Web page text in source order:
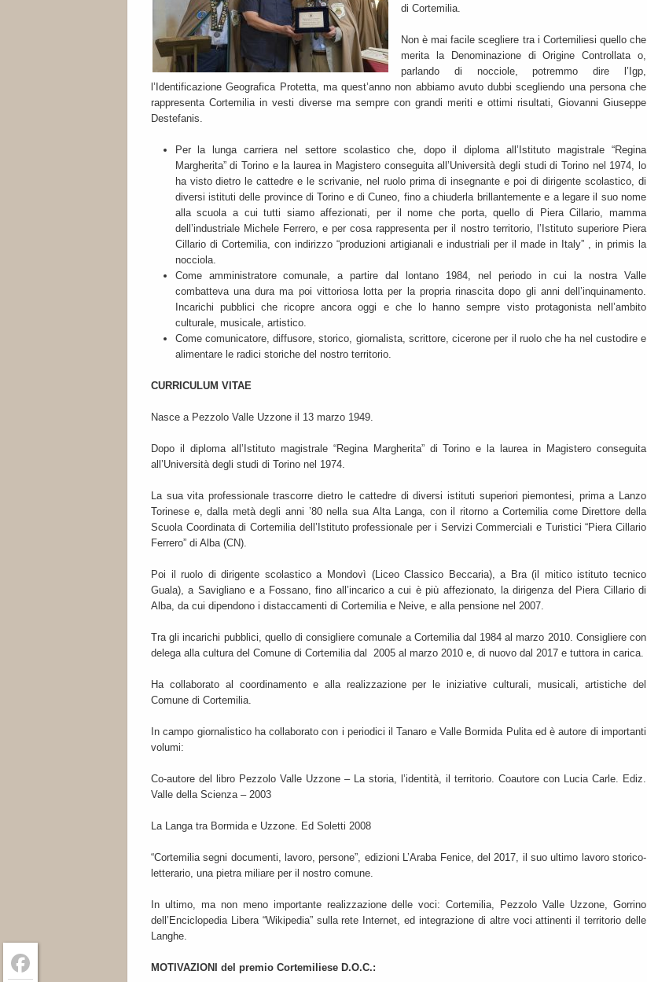
di Cortemilia.
Non è mai facile scegliere tra i Cortemiliesi quello che
merita la Denominazione di Origine Controllata o,
parlando di nocciole, potremmo dire l’Igp,
l’Identificazione Geografica Protetta, ma quest’anno non abbiamo avuto dubbi scegliendo una persona che
rappresenta Cortemilia in vesti diverse ma sempre con grandi meriti e ottimi risultati, Giovanni Giuseppe
Destefanis.
Per la lunga carriera nel settore scolastico che, dopo il diploma all’Istituto magistrale “Regina
Margherita” di Torino e la laurea in Magistero conseguita all’Università degli studi di Torino nel 1974, lo
ha visto dietro le cattedre e le scrivanie, nel ruolo prima di insegnante e poi di dirigente scolastico, di
diversi istituti delle province di Torino e di Cuneo, fino a chiuderla brillantemente e a legare il suo nome
alla scuola a cui tutti siamo affezionati, per il nome che porta, quello di Piera Cillario, mamma
dell’industriale Michele Ferrero, e per cosa rappresenta per il nostro territorio, l’Istituto superiore Piera
Cillario di Cortemilia, con indirizzo “produzioni artigianali e industriali per il made in Italy” , in primis la
nocciola.
Come amministratore comunale, a partire dal lontano 1984, nel periodo in cui la nostra Valle
combatteva una dura ma poi vittoriosa lotta per la propria rinascita dopo gli anni dell’inquinamento.
Incarichi pubblici che ricopre ancora oggi e che lo hanno sempre visto protagonista nell’ambito
culturale, musicale, artistico.
Come comunicatore, diffusore, storico, giornalista, scrittore, cicerone per il ruolo che ha nel custodire e
alimentare le radici storiche del nostro territorio.
CURRICULUM VITAE
Nasce a Pezzolo Valle Uzzone il 13 marzo 1949.
Dopo il diploma all’Istituto magistrale “Regina Margherita” di Torino e la laurea in Magistero conseguita
all’Università degli studi di Torino nel 1974.
La sua vita professionale trascorre dietro le cattedre di diversi istituti superiori piemontesi, prima a Lanzo
Torinese e, dalla metà degli anni ’80 nella sua Alta Langa, con il ritorno a Cortemilia come Direttore della
Scuola Coordinata di Cortemilia dell’Istituto professionale per i Servizi Commerciali e Turistici “Piera Cillario
Ferrero” di Alba (CN).
Poi il ruolo di dirigente scolastico a Mondovì (Liceo Classico Beccaria), a Bra (il mitico istituto tecnico
Guala), a Savigliano e a Fossano, fino all’incarico a cui è più affezionato, la dirigenza del Piera Cillario di
Alba, da cui dipendono i distaccamenti di Cortemilia e Neive, e alla pensione nel 2007.
Tra gli incarichi pubblici, quello di consigliere comunale a Cortemilia dal 1984 al marzo 2010. Consigliere con
delega alla cultura del Comune di Cortemilia dal 2005 al marzo 2010 e, di nuovo dal 2017 e tuttora in carica.
Ha collaborato al coordinamento e alla realizzazione per le iniziative culturali, musicali, artistiche del
Comune di Cortemilia.
In campo giornalistico ha collaborato con i periodici il Tanaro e Valle Bormida Pulita ed è autore di importanti
volumi:
Co-autore del libro Pezzolo Valle Uzzone – La storia, l’identità, il territorio. Coautore con Lucia Carle. Ediz.
Valle della Scienza – 2003
La Langa tra Bormida e Uzzone. Ed Soletti 2008
“Cortemilia segni documenti, lavoro, persone”, edizioni L’Araba Fenice, del 2017, il suo ultimo lavoro storico-
letterario, una pietra miliare per il nostro comune.
In ultimo, ma non meno importante realizzazione delle voci: Cortemilia, Pezzolo Valle Uzzone, Gorrino
dell’Enciclopedia Libera “Wikipedia” sulla rete Internet, ed integrazione di altre voci attinenti il territorio delle
Langhe.
MOTIVAZIONI del premio Cortemiliese D.O.C.: